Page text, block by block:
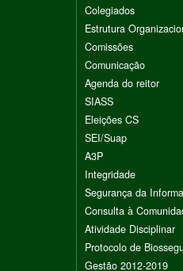
Colegiados
Estrutura
Comissões
Comunicação
Agenda do reitor
SIASS
Eleições CS
SEI/Suap
A3P
Integridade
Segurança da
Consulta à
Atividade Disciplinar
Protocolo de
Gestão 2012-2019